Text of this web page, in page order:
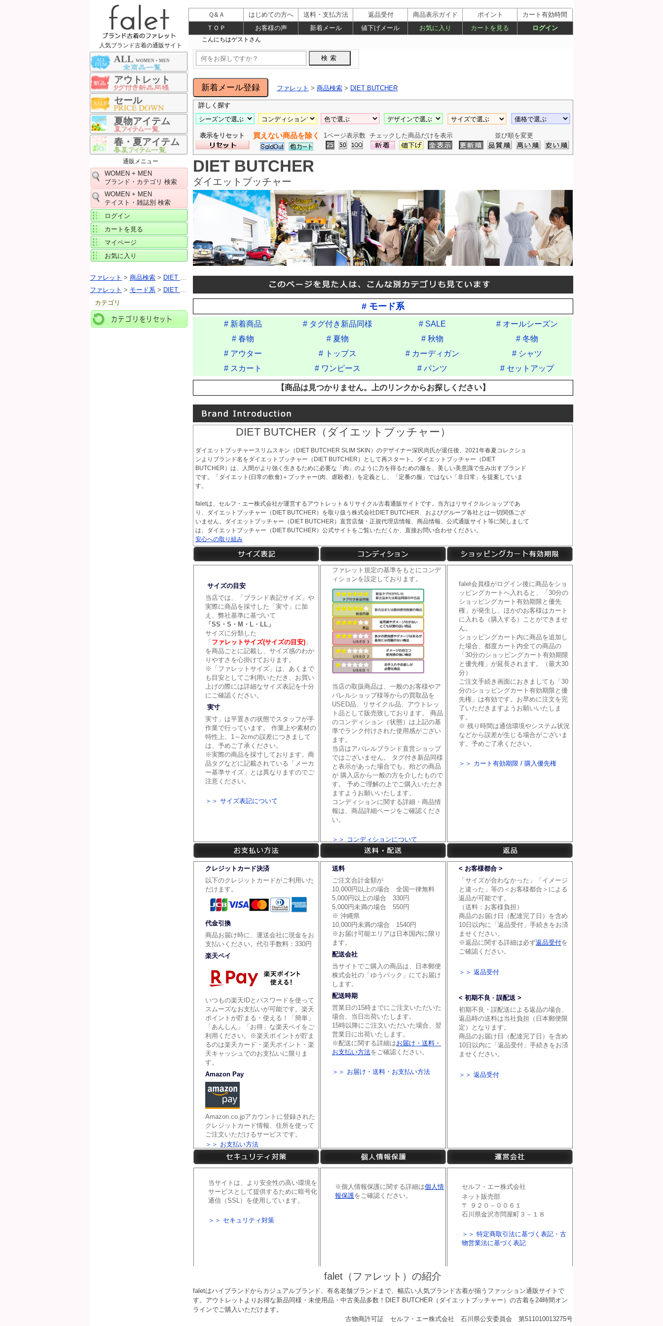
人気ブランド古着の通販サイト
ALL WOMEN + MEN
アウトレット
セール
夏物アイテム
春・夏アイテム
通販メニュー
WOMEN + MEN
ブランド・カテゴリ 検索
WOMEN + MEN
テイスト・雑誌別 検索
ログイン
カートを見る
マイページ
お気に入り
ファレット > 商品検索 > DIET BUTCHER
詳しく探す
表示をリセット 買えない商品を除く 1ページ表示数 チェックした商品だけを表示 並び順を変更
DIET BUTCHER
ダイエットブッチャー
# モード系
# 新着商品 # タグ付き新品同様 # SALE
# オールシーズン
# 春物
# 夏物 # 秋物
# 冬物
# アウター
# トップス # カーディガン
# シャツ
# スカート
# ワンピース # パンツ # セットアップ
【商品は見つかりません。上のリンクからお探しください】
DIET BUTCHER（ダイエットブッチャー）
ダイエットブッチャースリムスキン（DIET BUTCHER SLIM SKIN）のデザイナー深民尚氏が退任後、2021年春夏コレクショ
ンよりブランド名をダイエットブッチャー（DIET BUTCHER）として再スタート。ダイエットブッチャー（DIET
BUTCHER）は、人間がより強く生きるために必要な「肉」のように力を得るための服を、美しい美意識で生み出すブランド
です。「ダイエット(日常の飲食)＋ブッチャー(肉、虐殺者)」を定義とし、「定番の服」ではない「非日常」を提案していま
す。
faletは、セルフ・エー株式会社が運営するアウトレット＆リサイクル古着通販サイトです。当方はリサイクルショップであ
り、ダイエットブッチャー（DIET BUTCHER）を取り扱う株式会社DIET BUTCHER、およびグループ各社とは一切関係ござ
いません。ダイエットブッチャー（DIET BUTCHER）直営店舗・正規代理店情報、商品情報、公式通販サイト等に関しまして
は、ダイエットブッチャー（DIET BUTCHER）公式サイトをご覧いただくか、直接お問い合わせください。
安心への取り組み
falet（ファレット）の紹介
faletはハイブランドからカジュアルブランド、有名老舗ブランドまで、幅広い人気ブランド古着が揃うファッション通販サイトで
す。アウトレットよりお得な新品同様・未使用品・中古美品多数！DIET BUTCHER（ダイエットブッチャー）の古着を24時間オン
ラインでご購入いただけます。
古物商許可証 セルフ・エー株式会社 石川県公安委員会 第511010013275号
ファレット > 商品検索 > DIET BUTCHER（ダイエットブッチャー）
ファレット > モード系 > DIET BUTCHER（ダイエットブッチャー）
カテゴリ
Ｑ&Ａ はじめての方へ 送料・支払方法 返品受付 商品表示ガイド ポイント
カート有効時間
ＴＯＰ
お客様の声 新着メール 値下げメール お気に入り カートを見る ログイン